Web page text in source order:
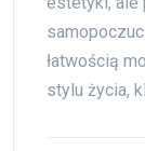
łatwością
stylu życia,